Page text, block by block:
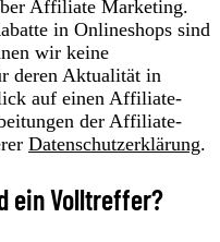
Affiliate Marketing.
in Onlineshops sind
wir keine
deren Aktualität in
auf einen Affiliate-
der Affiliate-
Datenschutzerklärung.
ein Volltreffer?